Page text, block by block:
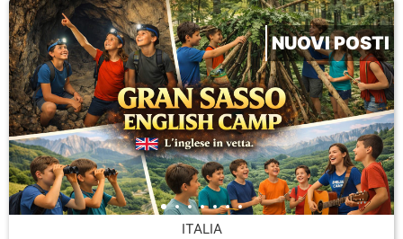
NUOVI POSTI
ITALIA